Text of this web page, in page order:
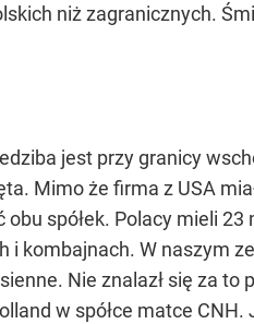
niż zagranicznych.
jest przy granicy
Mimo że firma z USA
spółek. Polacy mieli
kombajnach. W naszym
Nie znalazł się za to
w spółce matce